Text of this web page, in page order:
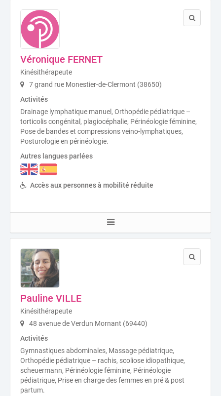
Véronique FERNET
Kinésithérapeute
7 grand rue Monestier-de-Clermont (38650)
Activités
Drainage lymphatique manuel, Orthopédie pédiatrique –
torticolis congénital, plagiocéphalie, Périnéologie féminine,
Pose de bandes et compressions veino-lymphatiques,
Posturologie en périnéologie.
Autres langues parlées
Accès aux personnes à mobilité réduite
Pauline VILLE
Kinésithérapeute
48 avenue de Verdun Mornant (69440)
Activités
Gymnastiques abdominales, Massage pédiatrique,
Orthopédie pédiatrique – rachis, scoliose idiopathique,
scheuermann, Périnéologie féminine, Périnéologie
pédiatrique, Prise en charge des femmes en pré & post
partum.